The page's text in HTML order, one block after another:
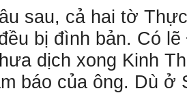
sau, cả hai tờ
bị đình bản. Có
dịch xong Kinh
báo của ông. Dù ở